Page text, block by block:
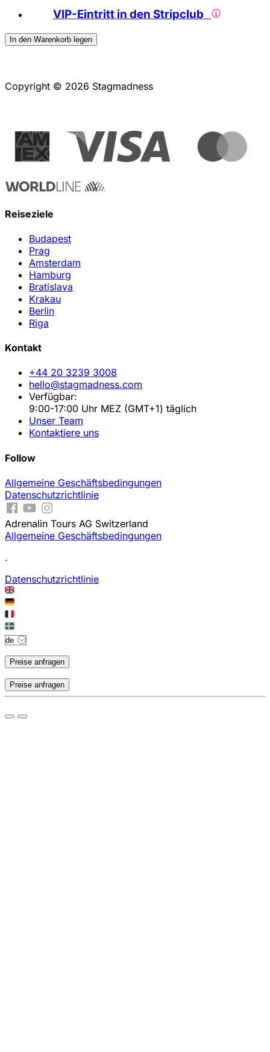
VIP-Eintritt in den Stripclub
In den Warenkorb legen
Copyright © 2026 Stagmadness
Reiseziele
Budapest
Prag
Amsterdam
Hamburg
Bratislava
Krakau
Berlin
Riga
Kontakt
+44 20 3239 3008
hello@stagmadness.com
Verfügbar:
9:00-17:00 Uhr MEZ (GMT+1) täglich
Unser Team
Kontaktiere uns
Follow
Allgemeine Geschäftsbedingungen
Datenschutzrichtlinie
Adrenalin Tours AG Switzerland
Allgemeine Geschäftsbedingungen
.
Datenschutzrichtlinie
Preise anfragen
Preise anfragen